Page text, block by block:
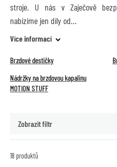
stroje. U nás v Zaječově
nabízíme jen díly od
Více informací
Brzdové destičky
Nádržky na brzdovou kapalinu
MOTION STUFF
Zobrazit filtr
18 produktů